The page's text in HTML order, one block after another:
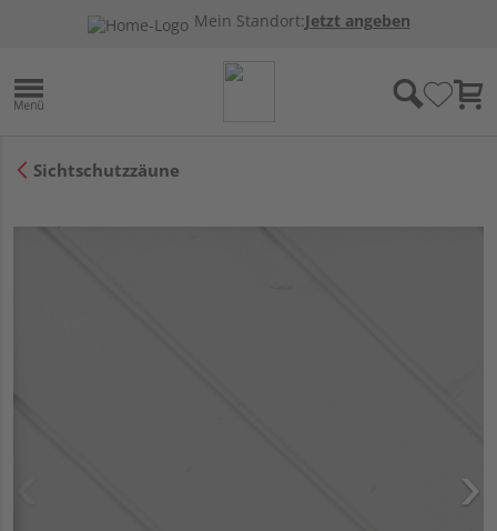
Mein Standort:Jetzt angeben
Sichtschutzzäune